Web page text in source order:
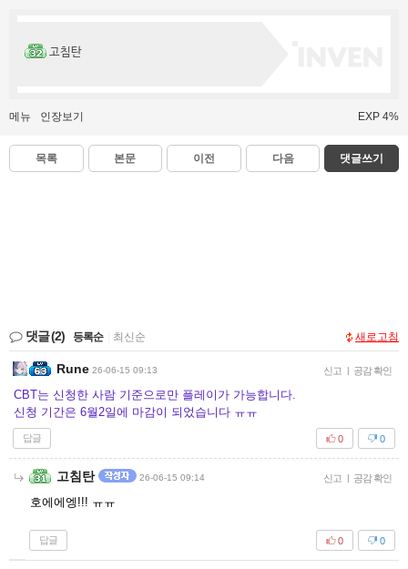
고침탄
메뉴 인장보기 EXP 4%
목록 본문 이전 다음 댓글쓰기
댓글(2) 등록순 최신순 새로고침
Rune 26-06-15 09:13 신고 | 공감 확인
CBT는 신청한 사람 기준으로만 플레이가 가능합니다.
신청 기간은 6월2일에 마감이 되었습니다 ㅠㅠ
답글 0
0
고침탄 26-06-15 09:14 신고 | 공감 확인
호에에엥!!! ㅠㅠ
답글 0
0